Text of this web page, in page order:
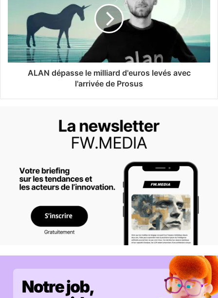
ALAN dépasse le milliard d'euros levés avec
l'arrivée de Prosus